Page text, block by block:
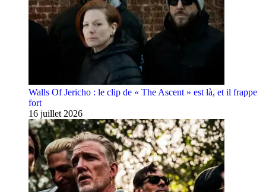
Walls Of Jericho : le clip de « The Ascent » est là, et il frappe
fort
16 juillet 2026